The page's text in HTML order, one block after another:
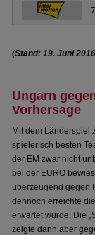
(Stand: 19. Juni
Ungarn
Vorhersage
Mit dem Länderspiel
spielerisch besten
der EM zwar nicht
bei der EURO
überzeugend gegen
dennoch erreichte
erwartet wurde. Die
zeigte dann aber